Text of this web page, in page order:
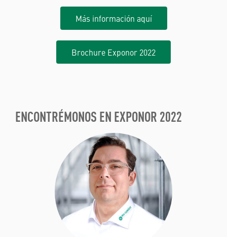
Más información aquí
Brochure Exponor 2022
ENCONTRÉMONOS EN EXPONOR 2022